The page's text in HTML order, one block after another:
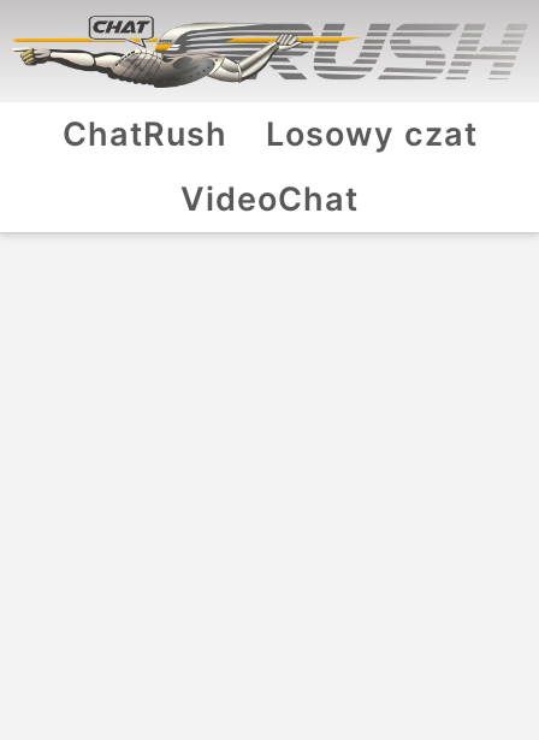
ChatRush
Losowy czat
VideoChat